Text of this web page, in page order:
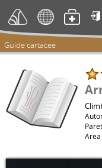

Guide cartacee